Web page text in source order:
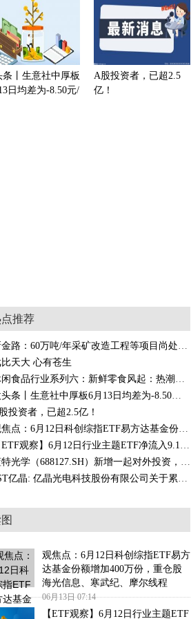
形成业绩
条丨生意社中厚板
日均差为-8.50元/
A股投资者，已超2.5
亿！
推荐
新金路：60万吨/年采矿改造工程等项目尚处于建设之中 未达产达效也未形成业绩
天大 心有苍生
休闲食品行业系列六：新鲜零食风起：热潮背后 何以长红？
微头条丨生意社中厚板6月13日均差为-8.50元/吨 由负向扩大转为缩小
投资者，已超2.5亿！
观焦点：6月12日科创综指ETF易方达基金份额增加400万份，重仓股海光信息、寒武纪、摩尔线程
【ETF观察】6月12日行业主题ETF净流入9.14亿元 信息
蓝特光学（688127.SH）新增一起对外投资，被投资公司为杭州科汀光学技术有限公司-焦点播报
*ST亿晶: 亿晶光电科技股份有限公司关于累计诉讼、仲裁情况的公告 每日快看
观焦点：6月12日科创综指ETF易方
达基金份额增加400万份，重仓股
海光信息、寒武纪、摩尔线程
06月13日 07:14
【ETF观察】6月12日行业主题ETF